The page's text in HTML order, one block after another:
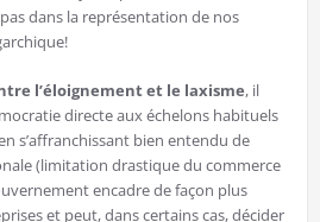
dans la représentation de nos
l’éloignement et le laxisme, il
directe aux échelons habituels
s’affranchissant bien entendu de
(limitation drastique du commerce
encadre de façon plus
et peut, dans certains cas, décider